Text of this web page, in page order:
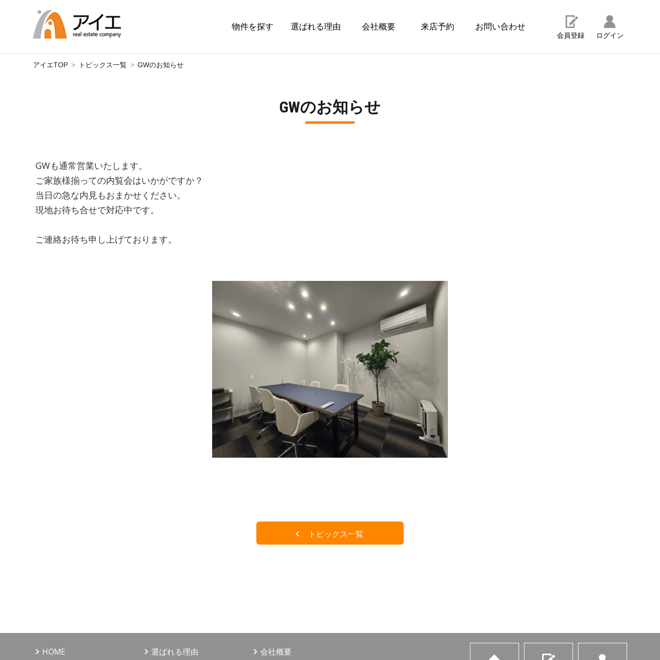
物件を探す 選ばれる理由 会社概要 来店予約 お問い合わせ
会員登録 ログイン
アイエTOP トピックス一覧 GWのお知らせ
GWのお知らせ
GWも通常営業いたします。
ご家族様揃っての内覧会はいかがですか？
当日の急な内見もおまかせください。
現地お待ち合せで対応中です。
ご連絡お待ち申し上げております。
トピックス一覧
HOME 選ばれる理由 会社概要